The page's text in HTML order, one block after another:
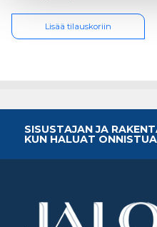
Lisää tilauskoriin
SISUSTAJAN JA
KUN HALUAT